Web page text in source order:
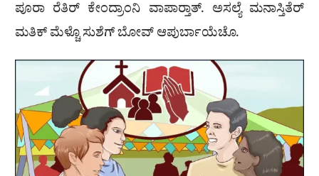
ಪೂರಾ ರೆತಿರ್ ಕೇಂದ್ರಾಂನಿ ವಾಪಾರ‍್ತಾತ್. ಅಸಲ್ಯೆ ಮನಾಸ್ತಿತೆರ್
ಮತಿಕ್ ಮೆಳ್ಚೊ ಸುಶೆಗ್ ಬೋವ್ ಆಪುರ್ಬಾಯೆಚೊ.